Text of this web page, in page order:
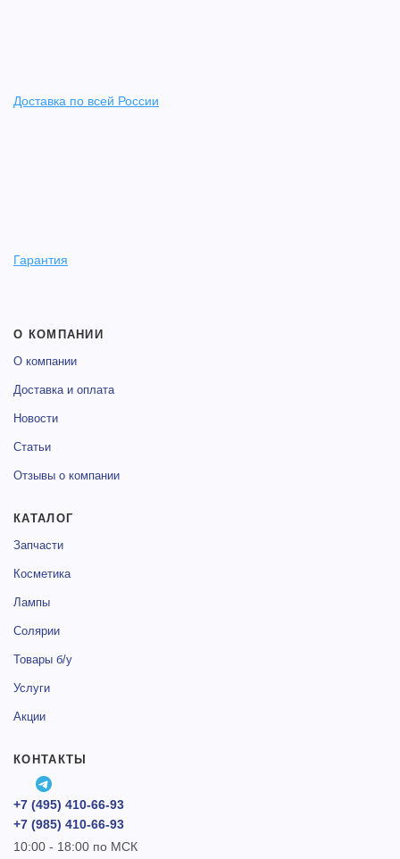
Доставка по всей России
Гарантия
О КОМПАНИИ
О компании
Доставка и оплата
Новости
Статьи
Отзывы о компании
КАТАЛОГ
Запчасти
Косметика
Лампы
Солярии
Товары б/у
Услуги
Акции
КОНТАКТЫ
+7 (495) 410-66-93
+7 (985) 410-66-93
10:00 - 18:00 по МСК